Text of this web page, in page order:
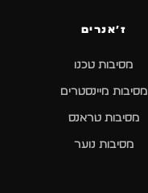
ז׳אנרים
מסיבות טכנו
מסיבות מיינסטרים
מסיבות טראנס
מסיבות נוער